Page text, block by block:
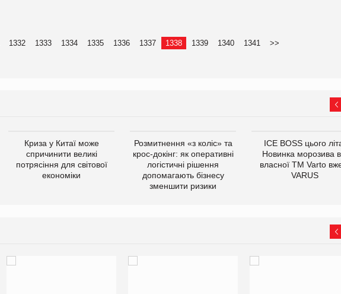
1332 1333 1334 1335 1336 1337 1338 1339 1340 1341 >>
Криза у Китаї може
спричинити великі
потрясіння для світової
економіки
Розмитнення «з коліс» та
крос-докінг: як оперативні
логістичні рішення
допомагають бізнесу
зменшити ризики
ICE BOSS цього
Новинка морозива
власної ТМ Varto
VARUS